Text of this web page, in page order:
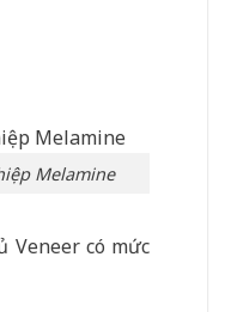
Melamine
Veneer có mức